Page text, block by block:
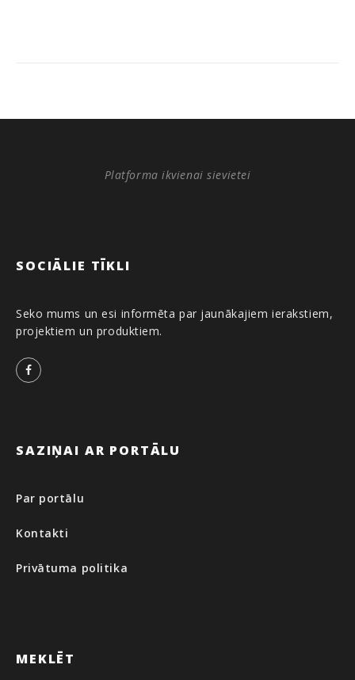
Platforma ikvienai sievietei
SOCIĀLIE TĪKLI
Seko mums un esi informēta par jaunākajiem ierakstiem,
projektiem un produktiem.
SAZIŅAI AR PORTĀLU
Par portālu
Kontakti
Privātuma politika
MEKLĒT